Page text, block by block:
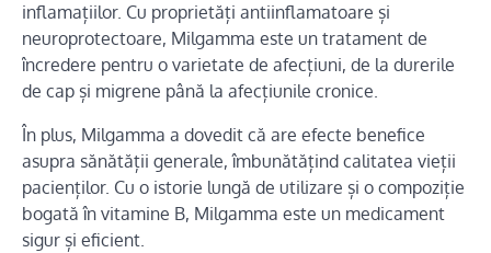
inflamațiilor. Cu proprietăți antiinflamatoare și
neuroprotectoare, Milgamma este un tratament de
încredere pentru o varietate de afecțiuni, de la durerile
de cap și migrene până la afecțiunile cronice.
În plus, Milgamma a dovedit că are efecte benefice
asupra sănătății generale, îmbunătățind calitatea vieții
pacienților. Cu o istorie lungă de utilizare și o compoziție
bogată în vitamine B, Milgamma este un medicament
sigur și eficient.